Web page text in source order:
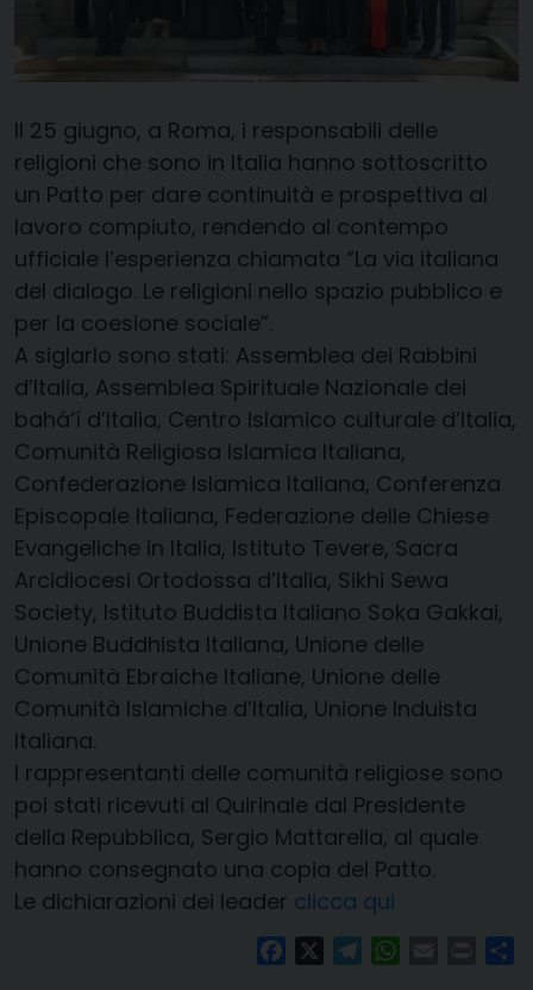
Il 25 giugno, a Roma, i responsabili delle
religioni che sono in Italia hanno sottoscritto
un Patto per dare continuità e prospettiva al
lavoro compiuto, rendendo al contempo
ufficiale l’esperienza chiamata “La via italiana
del dialogo. Le religioni nello spazio pubblico e
per la coesione sociale”.
A siglarlo sono stati: Assemblea dei Rabbini
d’Italia, Assemblea Spirituale Nazionale dei
bahá’í d’Italia, Centro Islamico culturale d’Italia,
Comunità Religiosa Islamica Italiana,
Confederazione Islamica Italiana, Conferenza
Episcopale Italiana, Federazione delle Chiese
Evangeliche in Italia, Istituto Tevere, Sacra
Arcidiocesi Ortodossa d’Italia, Sikhi Sewa
Society, Istituto Buddista Italiano Soka Gakkai,
Unione Buddhista Italiana, Unione delle
Comunità Ebraiche Italiane, Unione delle
Comunità Islamiche d’Italia, Unione Induista
Italiana.
I rappresentanti delle comunità religiose sono
poi stati ricevuti al Quirinale dal Presidente
della Repubblica, Sergio Mattarella, al quale
hanno consegnato una copia del Patto.
Le dichiarazioni dei leader clicca qui
FacebookTelegramWhatsAppPrint